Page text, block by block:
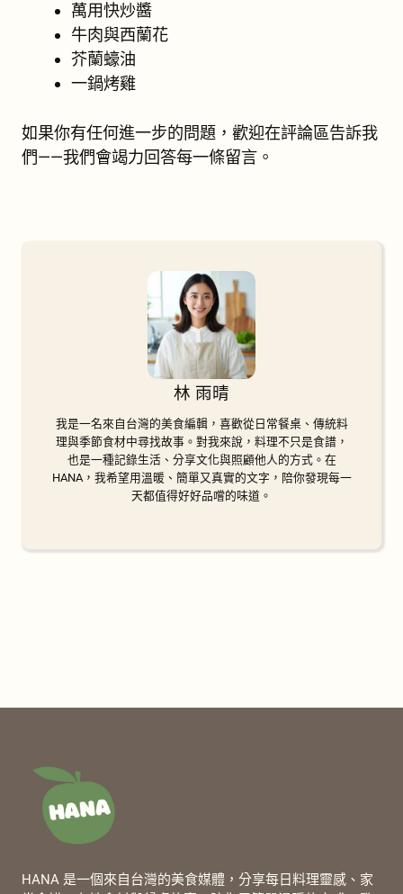
萬用快炒醬
牛肉與西蘭花
芥蘭蠔油
一鍋烤雞
如果你有任何進一步的問題，歡迎在評論區告訴我
們——我們會竭力回答每一條留言。
林 雨晴
我是一名來自台灣的美食編輯，喜歡從日常餐桌、傳統料
理與季節食材中尋找故事。對我來說，料理不只是食譜，
也是一種記錄生活、分享文化與照顧他人的方式。在
HANA，我希望用溫暖、簡單又真實的文字，陪你發現每一
天都值得好好品嚐的味道。
HANA 是一個來自台灣的美食媒體，分享每日料理靈感、家